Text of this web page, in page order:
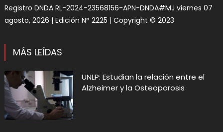
Registro DNDA RL-2024-23568156-APN-DNDA#MJ viernes 07
agosto, 2026 | Edición N° 2225 | Copyright © 2023
MÁS LEÍDAS
UNLP: Estudian la relación entre el
Alzheimer y la Osteoporosis